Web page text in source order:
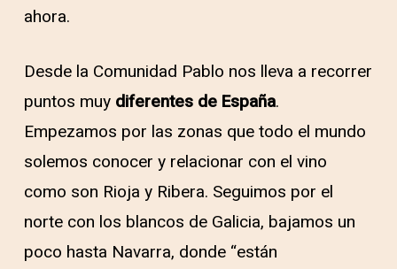
ahora.
Desde la Comunidad Pablo nos lleva a recorrer
puntos muy diferentes de España.
Empezamos por las zonas que todo el mundo
solemos conocer y relacionar con el vino
como son Rioja y Ribera. Seguimos por el
norte con los blancos de Galicia, bajamos un
poco hasta Navarra, donde “están